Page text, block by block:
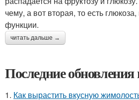
чему, а вот вторая, то есть
функции.
читать дальше →
Последние обновления
1. Как вырастить вкусную